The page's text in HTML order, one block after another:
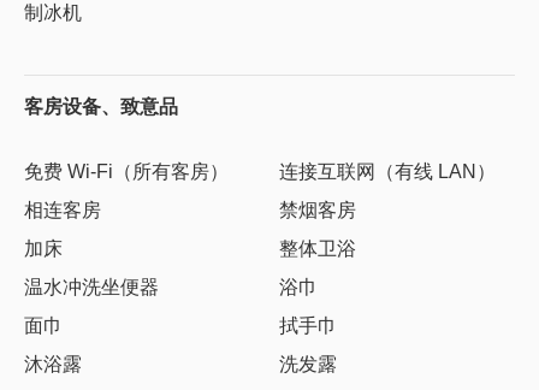
制冰机
客房设备、致意品
免费 Wi-Fi（所有客房）
连接互联网（有线 LAN）
相连客房
禁烟客房
加床
整体卫浴
温水冲洗坐便器
浴巾
面巾
拭手巾
沐浴露
洗发露